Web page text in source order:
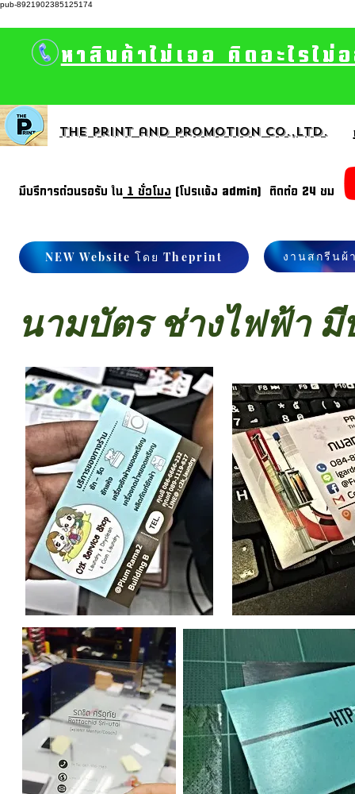
pub-8921902385125174
หาสินค้าไม่เจอ คิดอะไรไ
The print and promotion CO.,Ltd.
มีบรีการด่วนรอรับ ใน 1 ชั่วโมง (โปรแจ้ง admin) ติดต่อ 24 ชม
NEW Website โดย Theprint งานสกรีนผ้
นามบัตร ช่างไฟฟ้า มี